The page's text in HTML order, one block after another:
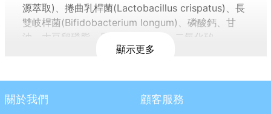
顯示更多
源萃取)、捲曲乳桿菌(Lactobacillus crispatus)、長
雙岐桿菌(Bifidobacterium longum)、磷酸鈣、甘
油、大豆卵磷脂、果膠(柑橘來源)、二氧化矽。
營養標示：詳見圖示
廠商名稱：幸一生醫科技有限公司
關於我們 顧客服務